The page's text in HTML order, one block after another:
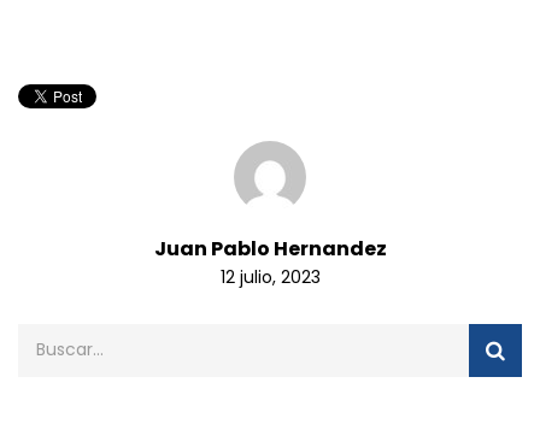
Juan Pablo Hernandez
12 julio, 2023